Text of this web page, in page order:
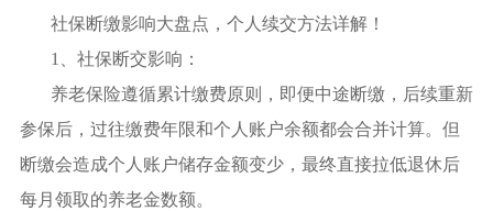
社保断缴影响大盘点，个人续交方法详解！
1、社保断交影响：
养老保险遵循累计缴费原则，即便中途断缴，后续重新
参保后，过往缴费年限和个人账户余额都会合并计算。但
断缴会造成个人账户储存金额变少，最终直接拉低退休后
每月领取的养老金数额。